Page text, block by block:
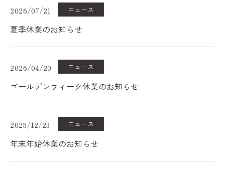
2026/07/21 ニュース
夏季休業のお知らせ
2026/04/20 ニュース
ゴールデンウィーク休業のお知らせ
2025/12/23 ニュース
年末年始休業のお知らせ